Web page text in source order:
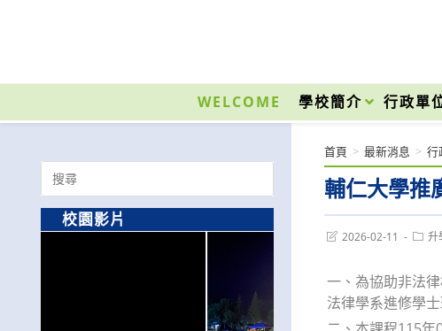
內
WELCOME 學校簡介 行政單
輔仁大學推
首頁 > 最新消息 > 行
Post2026-02-11
Post升
一、為協助非法
法律學系進修學
Search
for:
校園影片